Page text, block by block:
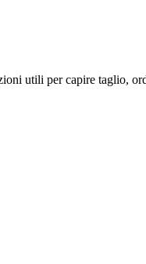
utili per capire taglio,